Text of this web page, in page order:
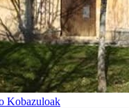
Kobazuloak